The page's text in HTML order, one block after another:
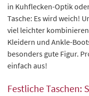
in Kuhflecken-Optik
Tasche: Es wird weich!
viel leichter
Kleidern und Ankle-
besonders gute Figur.
einfach aus!
Festliche Taschen: